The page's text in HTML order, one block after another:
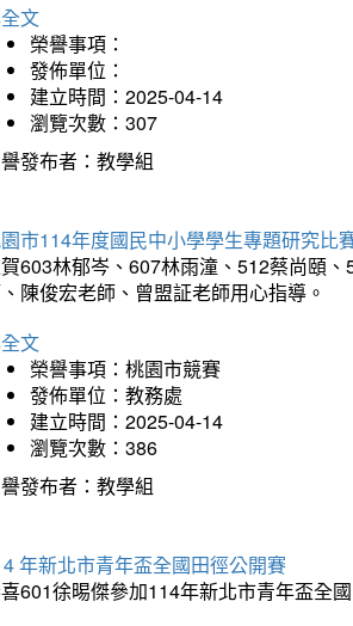
文
榮譽事項：
發佈單位：
建立時間：2025-04-14
瀏覽次數：307
發布者：教學組
市114年度國民中小學學生專題研究比
603林郁岑、607林雨潼、512蔡尚頤
陳俊宏老師、曾盟証老師用心指導。
文
榮譽事項：桃園市競賽
發佈單位：教務處
建立時間：2025-04-14
瀏覽次數：386
發布者：教學組
年新北市青年盃全國田徑公開賽
601徐晹傑參加114年新北市青年盃全